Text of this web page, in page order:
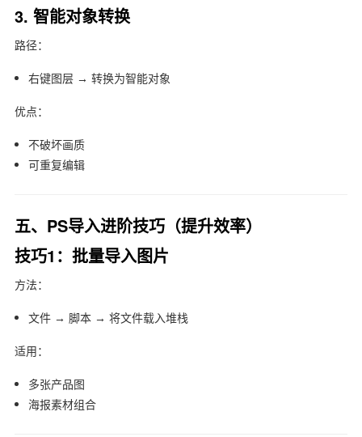
3. 智能对象转换
路径：
右键图层 → 转换为智能对象
优点：
不破坏画质
可重复编辑
五、PS导入进阶技巧（提升效率）
技巧1：批量导入图片
方法：
文件 → 脚本 → 将文件载入堆栈
适用：
多张产品图
海报素材组合